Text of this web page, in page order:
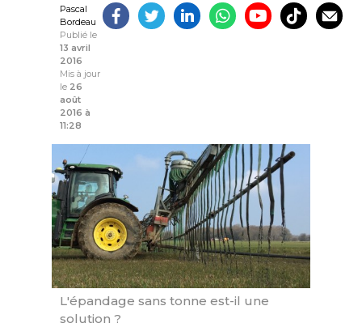
Pascal
Bordeau
Publié le
13 avril
2016
Mis à jour
le 26
août
2016 à
11:28
L'épandage sans tonne est-il une
solution ?